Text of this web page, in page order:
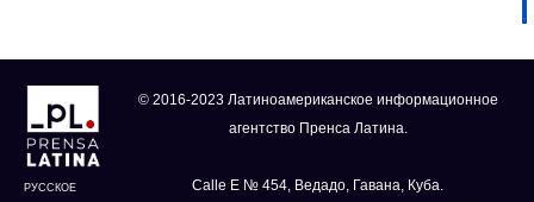
РУССКОЕ
© 2016-2023 Латиноамериканское информационное
агентство Пренса Латина.
Calle E № 454, Ведадо, Гавана, Куба.